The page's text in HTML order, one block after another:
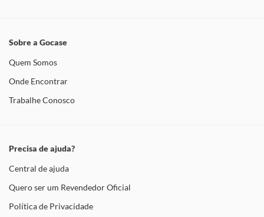
Sobre a Gocase
Quem Somos
Onde Encontrar
Trabalhe Conosco
Precisa de ajuda?
Central de ajuda
Quero ser um Revendedor Oficial
Política de Privacidade